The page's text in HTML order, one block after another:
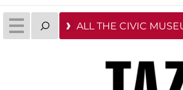
ALL THE CIVIC